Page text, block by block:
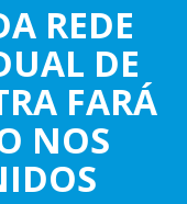
REDE
DE
FARÁ
NOS